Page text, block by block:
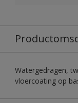
Watergedragen,
vloercoating op